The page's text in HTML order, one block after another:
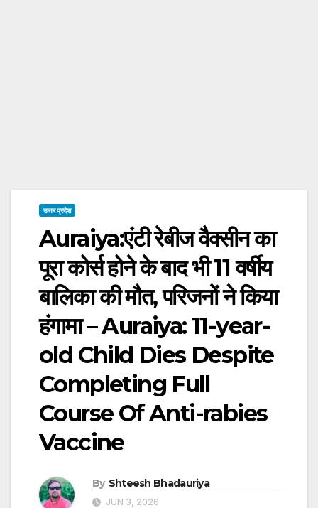
उत्तर प्रदेश
Auraiya:एंटी रेबीज वैक्सीन का
पूरा कोर्स होने के बाद भी 11 वर्षीय
बालिका की मौत, परिजनों ने किया
हंगामा – Auraiya: 11-year-
old Child Dies Despite
Completing Full
Course Of Anti-rabies
Vaccine
By Shteesh Bhadauriya
JUN 3, 2026